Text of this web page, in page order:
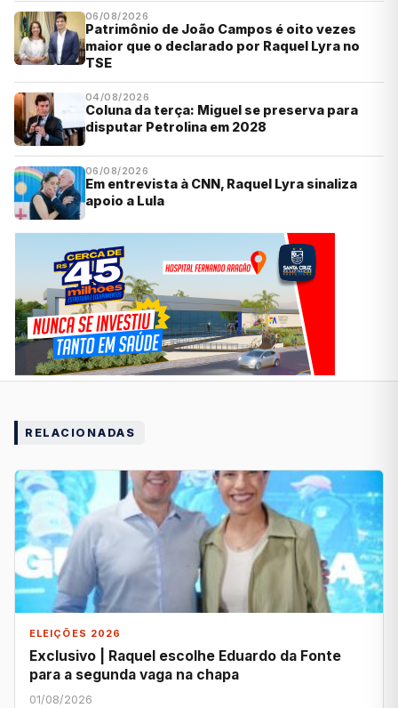
06/08/2026
Patrimônio de João Campos é oito vezes
maior que o declarado por Raquel Lyra no
TSE
04/08/2026
Coluna da terça: Miguel se preserva para
disputar Petrolina em 2028
06/08/2026
Em entrevista à CNN, Raquel Lyra sinaliza
apoio a Lula
RELACIONADAS
ELEIÇÕES 2026
Exclusivo | Raquel escolhe Eduardo da Fonte
para a segunda vaga na chapa
01/08/2026